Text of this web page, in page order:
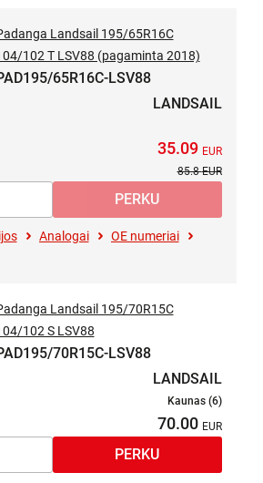
Landsail 195/65R16C
102 T LSV88 (pagaminta 2018)
65R16C-LSV88
LANDSAIL
35.09
85.8
Analogai
OE numeriai
Landsail 195/70R15C
102 S LSV88
70R15C-LSV88
LANDSAIL
Kaunas (6)
70.00